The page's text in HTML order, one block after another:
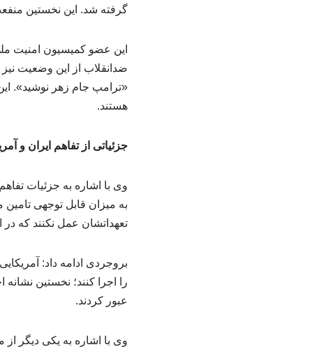
گرفته شد. این نخستین
این عضو کمیسیون امنیت
ضدانقلاب از این وضعیت
«ترامپ جام زهر نوشید».
هستند.
جزئیاتی از تفاهم ایران و
به میزان قابل توجهی
تعهداتشان عمل نکنند که
بروجردی ادامه داد:
را اجرا کنند؛ نخستین
عبور کردند.
وی با اشاره به یکی دیگر از